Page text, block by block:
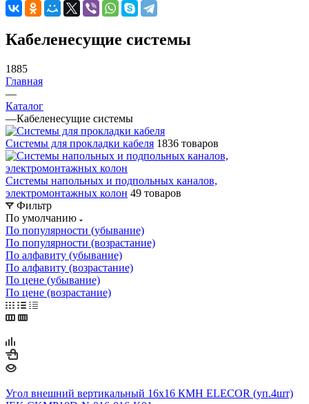
Кабеленесущие системы
1885
Главная
—
Каталог
—Кабеленесущие системы
Системы для прокладки кабеля 1836 товаров
Системы напольных и подпольных каналов,
электромонтажных колон 49 товаров
Фильтр
По умолчанию
По популярности (убывание)
По популярности (возрастание)
По алфавиту (убывание)
По алфавиту (возрастание)
По цене (убывание)
По цене (возрастание)
Угол внешний вертикальный 16х16 КМН ELECOR (уп.4шт)